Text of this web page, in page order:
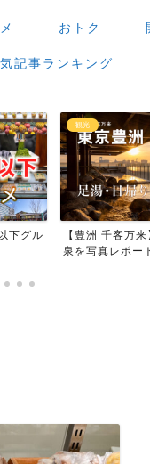
おトク
記事ランキング
下グル
観光
【豊洲 千客万
泉を写真レポー